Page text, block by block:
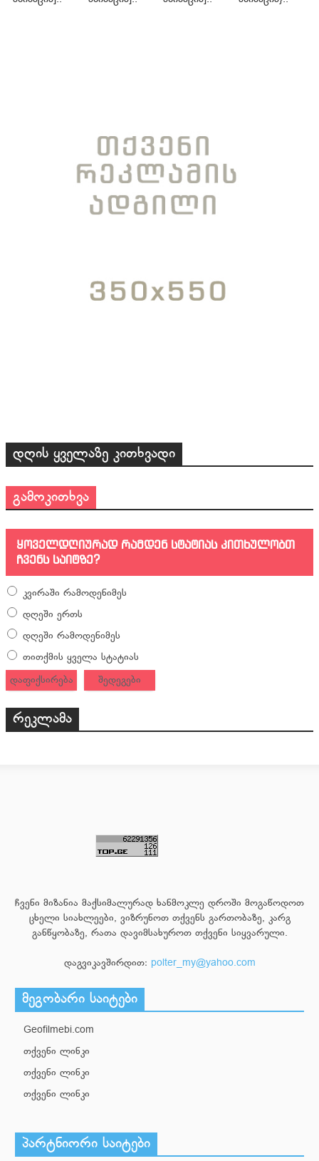
დღის ყველაზე კითხვადი
გამოკითხვა
ყოველდღიურად რამდენ სტატიას კითხულობთ
ჩვენს საიტზე?
კვირაში რამოდენიმეს
დღეში ერთს
დღეში რამოდენიმეს
თითქმის ყველა სტატიას
დაფიქსირება
შედეგები
რეკლამა
ჩვენი მიზანია მაქსიმალურად ხანმოკლე დროში მოგაწოდოთ
ცხელი სიახლეები, ვიზრუნოთ თქვენს გართობაზე, კარგ
განწყობაზე, რათა დავიმსახუროთ თქვენი სიყვარული.
დაგვიკავშირდით: polter_my@yahoo.com
მეგობარი საიტები
Geofilmebi.com
თქვენი ლინკი
თქვენი ლინკი
თქვენი ლინკი
პარტნიორი საიტები